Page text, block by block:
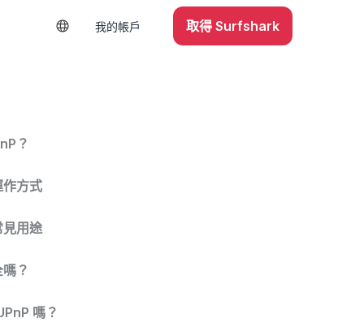
我的帳戶 取得 Surfshark
？
作方式
見用途
？
嗎？